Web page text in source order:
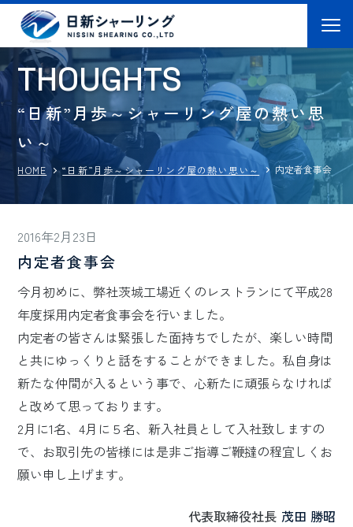
THOUGHTS
“日新”月歩～シャーリング屋の熱い思
い～
HOME “日新”月歩～シャーリング屋の熱い思い～ 内定者食事会
2016年2月23日
内定者食事会
今月初めに、弊社茨城工場近くのレストランにて平成28
年度採用内定者食事会を行いました。
内定者の皆さんは緊張した面持ちでしたが、楽しい時間
と共にゆっくりと話をすることができました。私自身は
新たな仲間が入るという事で、心新たに頑張らなければ
と改めて思っております。
2月に1名、4月に５名、新入社員として入社致しますの
で、お取引先の皆様には是非ご指導ご鞭撻の程宜しくお
願い申し上げます。
代表取締役社長 茂田 勝昭